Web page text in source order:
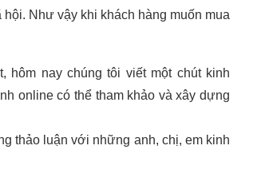
Như vậy khi khách hàng muốn mua
hôm nay chúng tôi viết một chút kinh
online có thể tham khảo và xây dựng
thảo luận với những anh, chị, em kinh